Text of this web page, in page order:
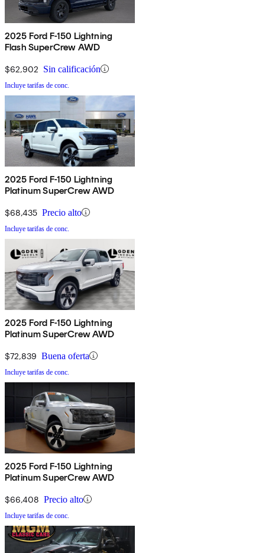
2025 Ford F-150 Lightning
Flash SuperCrew AWD
$62,902 Sin calificación
Incluye tarifas de conc.
2025 Ford F-150 Lightning
Platinum SuperCrew AWD
$68,435 Precio alto
Incluye tarifas de conc.
2025 Ford F-150 Lightning
Platinum SuperCrew AWD
$72,839 Buena oferta
Incluye tarifas de conc.
2025 Ford F-150 Lightning
Platinum SuperCrew AWD
$66,408 Precio alto
Incluye tarifas de conc.